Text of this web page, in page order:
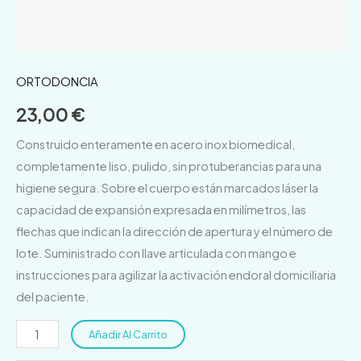
ORTODONCIA
23,00€
Construido enteramente en acero inox biomedical,
completamente liso, pulido, sin protuberancias para una
higiene segura. Sobre el cuerpo están marcados láser la
capacidad de expansión expresada en milímetros, las
flechas que indican la dirección de apertura y el número de
lote. Suministrado con llave articulada con mango e
instrucciones para agilizar la activación endoral domiciliaria
del paciente.
Añadir Al Carrito